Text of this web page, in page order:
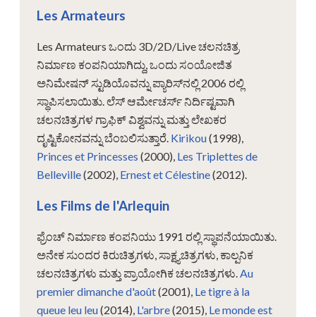
Les Armateurs
Les Armateurs ಒಂದು 3D/2D/Live ಚಲನಚಿತ್ರ
ನಿರ್ಮಾಣ ಕಂಪನಿಯಾಗಿದ್ದು, ಒಂದು ಸಂಯೋಜಿತ
ಅನಿಮೇಷನ್ ಸ್ಟುಡಿಯೊವನ್ನು ಪ್ಯಾರಿಸ್‌ನಲ್ಲಿ 2006 ರಲ್ಲಿ
ಸ್ಥಾಪಿಸಲಾಯಿತು. ಲೆಸ್ ಆರ್ಮೇಚರ್ಸ್ ನಿರ್ದಿಷ್ಟವಾಗಿ
ಚಲನಚಿತ್ರಗಳ ಗ್ರಾಫಿಕ್ ವಿಶ್ವವನ್ನು ಮತ್ತು ಲೇಖಕರ
ದೃಷ್ಟಿಕೋನವನ್ನು ಬೆಂಬಲಿಸುತ್ತಾರೆ. Kirikou(1998),
Princes et Princesses (2000), Les Triplettes de
Belleville(2002), Ernest et Célestine(2012).
Les Films de l'Arlequin
ಫ್ರೆಂಚ್ ನಿರ್ಮಾಣ ಕಂಪನಿಯು 1991 ರಲ್ಲಿ ಸ್ಥಾಪನೆಯಾಯಿತು.
ಅನೇಕ ಸುಂದರ ಕಿರುಚಿತ್ರಗಳು, ಸಾಕ್ಷ್ಯಚಿತ್ರಗಳು, ಕಾಲ್ಪನಿಕ
ಚಲನಚಿತ್ರಗಳು ಮತ್ತು ಪ್ರಾಯೋಗಿಕ ಚಲನಚಿತ್ರಗಳು. Au
premier dimanche d'août(2001), Le tigre à la
queue leu leu(2014), L'arbre(2015), Le monde est